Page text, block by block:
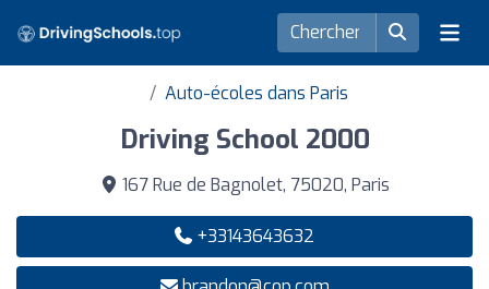
Auto-écoles dans Paris
Driving School 2000
167 Rue de Bagnolet, 75020, Paris
+33143643632